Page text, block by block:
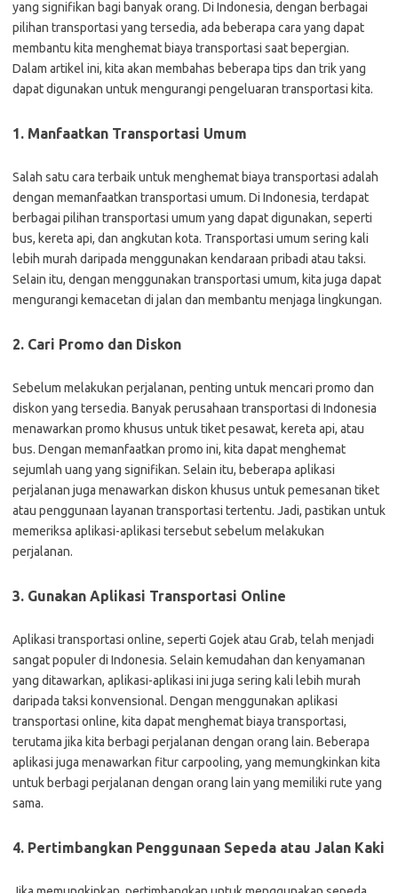
yang signifikan bagi banyak orang. Di Indonesia, dengan berbagai
pilihan transportasi yang tersedia, ada beberapa cara yang dapat
membantu kita menghemat biaya transportasi saat bepergian.
Dalam artikel ini, kita akan membahas beberapa tips dan trik yang
dapat digunakan untuk mengurangi pengeluaran transportasi kita.
1. Manfaatkan Transportasi Umum
Salah satu cara terbaik untuk menghemat biaya transportasi adalah
dengan memanfaatkan transportasi umum. Di Indonesia, terdapat
berbagai pilihan transportasi umum yang dapat digunakan, seperti
bus, kereta api, dan angkutan kota. Transportasi umum sering kali
lebih murah daripada menggunakan kendaraan pribadi atau taksi.
Selain itu, dengan menggunakan transportasi umum, kita juga dapat
mengurangi kemacetan di jalan dan membantu menjaga lingkungan.
2. Cari Promo dan Diskon
Sebelum melakukan perjalanan, penting untuk mencari promo dan
diskon yang tersedia. Banyak perusahaan transportasi di Indonesia
menawarkan promo khusus untuk tiket pesawat, kereta api, atau
bus. Dengan memanfaatkan promo ini, kita dapat menghemat
sejumlah uang yang signifikan. Selain itu, beberapa aplikasi
perjalanan juga menawarkan diskon khusus untuk pemesanan tiket
atau penggunaan layanan transportasi tertentu. Jadi, pastikan untuk
memeriksa aplikasi-aplikasi tersebut sebelum melakukan
perjalanan.
3. Gunakan Aplikasi Transportasi Online
Aplikasi transportasi online, seperti Gojek atau Grab, telah menjadi
sangat populer di Indonesia. Selain kemudahan dan kenyamanan
yang ditawarkan, aplikasi-aplikasi ini juga sering kali lebih murah
daripada taksi konvensional. Dengan menggunakan aplikasi
transportasi online, kita dapat menghemat biaya transportasi,
terutama jika kita berbagi perjalanan dengan orang lain. Beberapa
aplikasi juga menawarkan fitur carpooling, yang memungkinkan kita
untuk berbagi perjalanan dengan orang lain yang memiliki rute yang
sama.
4. Pertimbangkan Penggunaan Sepeda atau Jalan Kaki